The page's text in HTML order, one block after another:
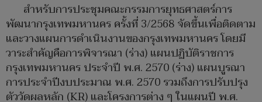
สำหรับการประชุมคณะกรรมการยุทธศาสตร์การ
พัฒนากรุงเทพมหานคร ครั้งที่ 3/2568 จัดขึ้นเพื่อติดตาม
และวางแผนการดำเนินงานของกรุงเทพมหานคร โดยมี
วาระสำคัญคือการพิจารณา (ร่าง) แผนปฏิบัติราชการ
กรุงเทพมหานคร ประจำปี พ.ศ. 2570 (ร่าง) แผนบูรณา
การประจำปีงบประมาณ พ.ศ. 2570 รวมถึงการปรับปรุง
ตัววัดผลหลัก (KR) และโครงการต่าง ๆ ในแผนปี พ.ศ.